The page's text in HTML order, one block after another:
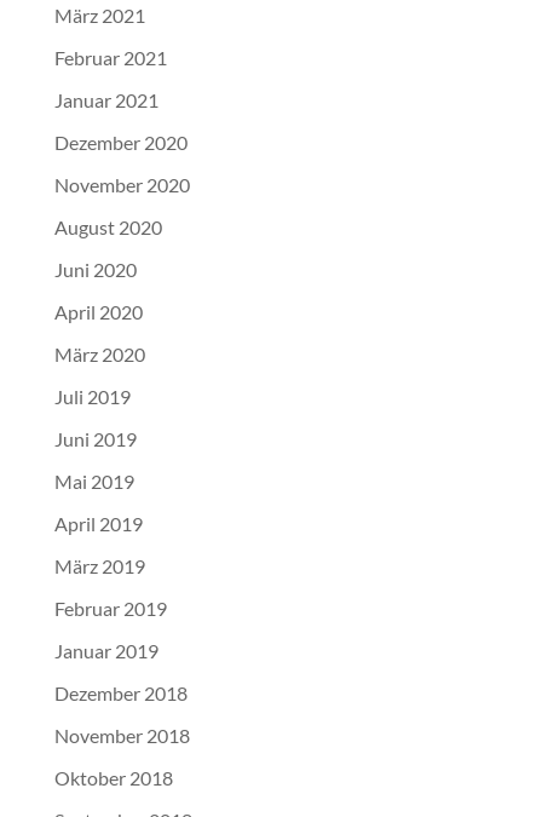
März 2021
Februar 2021
Januar 2021
Dezember 2020
November 2020
August 2020
Juni 2020
April 2020
März 2020
Juli 2019
Juni 2019
Mai 2019
April 2019
März 2019
Februar 2019
Januar 2019
Dezember 2018
November 2018
Oktober 2018